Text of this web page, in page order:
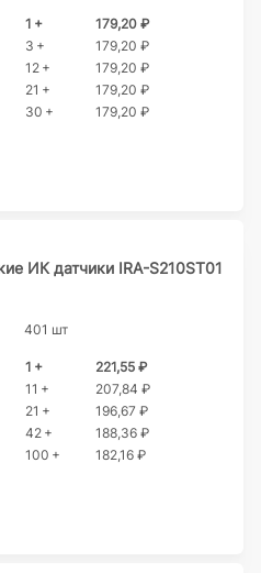
1 +
179,20 ₽
3 +
179,20 ₽
12 +
179,20 ₽
21 +
179,20 ₽
30 +
179,20 ₽
ИК датчики IRA-S210ST01
401 шт
1 +
221,55 ₽
11 +
207,84 ₽
21 +
196,67 ₽
42 +
188,36 ₽
100 +
182,16 ₽